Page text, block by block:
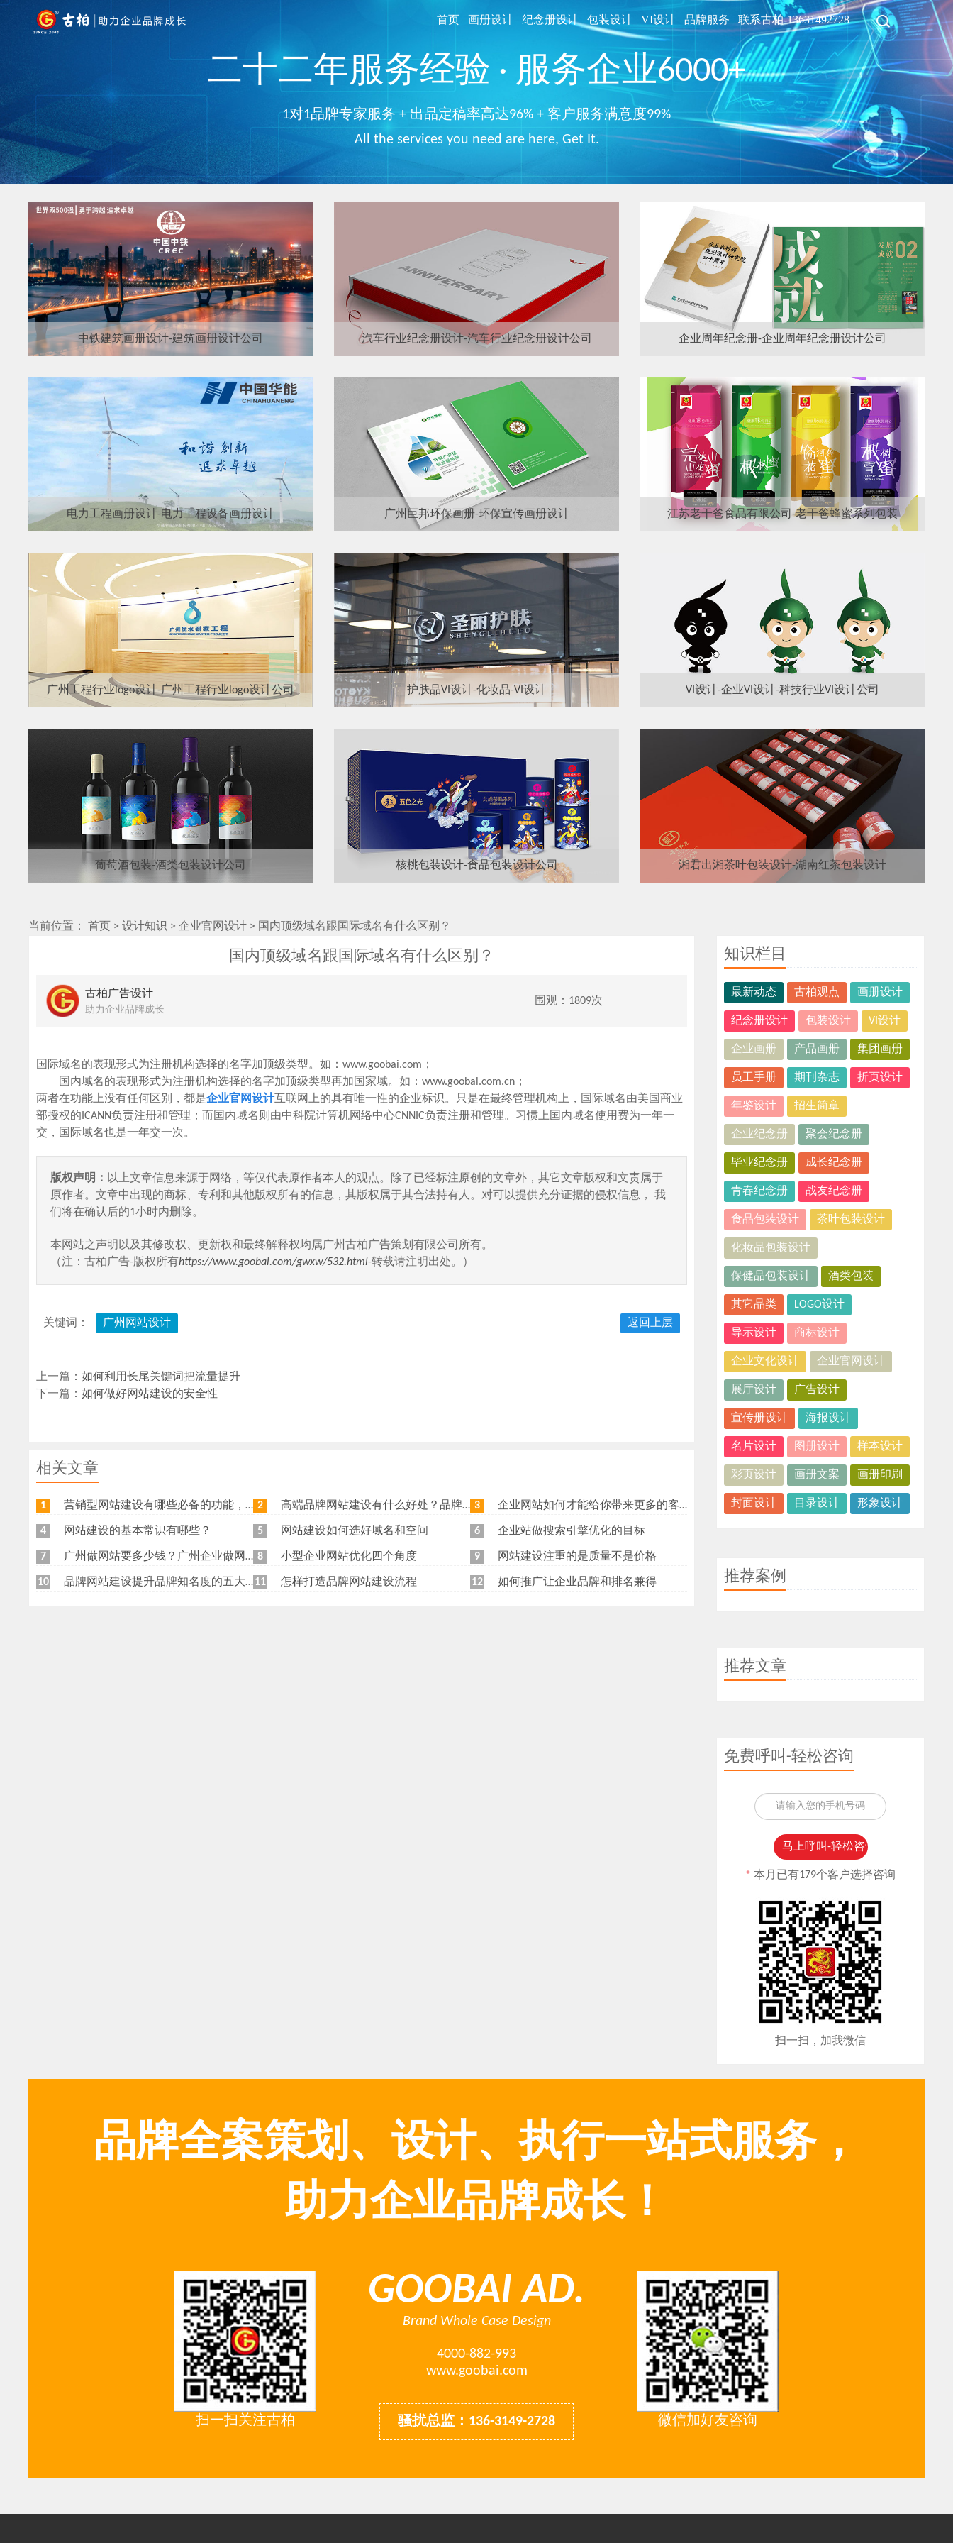
首页 画册设计 纪念册设计 包装设计 VI设计 品牌服务 联系古柏-13631492728
二十二年服务经验 · 服务企业6000+
1对1品牌专家服务 + 出品定稿率高达96% + 客户服务满意度99%
All the services you need are here, Get It.
中铁建筑画册设计-建筑画册设计公司 汽车行业纪念册设计-汽车行业纪念册设计公司 企业周年纪念册-企业周年纪念册设计公司
电力工程画册设计-电力工程设备画册设计 广州巨邦环保画册-环保宣传画册设计 江苏老干爸食品有限公司-老干爸蜂蜜系列包装
广州工程行业logo设计-广州工程行业logo设计公司 护肤品VI设计-化妆品-VI设计 VI设计-企业VI设计-科技行业VI设计公司
葡萄酒包装-酒类包装设计公司 核桃包装设计-食品包装设计公司 湘君出湘茶叶包装设计-湖南红茶包装设计
当前位置： 首页 >设计知识 >企业官网设计 > 国内顶级域名跟国际域名有什么区别？
国内顶级域名跟国际域名有什么区别？
古柏广告设计
助力企业品牌成长
围观：1809次
国际域名的表现形式为注册机构选择的名字加顶级类型。如：www.goobai.com；
国内域名的表现形式为注册机构选择的名字加顶级类型再加国家域。如：www.goobai.com.cn；
两者在功能上没有任何区别，都是企业官网设计互联网上的具有唯一性的企业标识。只是在最终管理机构上，国际域名由美国商业
部授权的ICANN负责注册和管理；而国内域名则由中科院计算机网络中心CNNIC负责注册和管理。习惯上国内域名使用费为一年一
交，国际域名也是一年交一次。
版权声明： 以上文章信息来源于网络，等仅代表原作者本人的观点。除了已经标注原创的文章外，其它文章版权和文责属于
原作者。文章中出现的商标、专利和其他版权所有的信息，其版权属于其合法持有人。对可以提供充分证据的侵权信息， 我
们将在确认后的1小时内删除。
本网站之声明以及其修改权、更新权和最终解释权均属广州古柏广告策划有限公司所有。
（注：古柏广告-版权所有https://www.goobai.com/gwxw/532.html-转载请注明出处。）
关键词： 广州网站设计 返回上层
上一篇：如何利用长尾关键词把流量提升
下一篇：如何做好网站建设的安全性
相关文章
1 营销型网站建设有哪些必备的功能，我特意整理了一下，共享给各位 2 高端品牌网站建设有什么好处？品牌网站日常维护工作有哪些？ 3 企业网站如何才能给你带来更多的客户？
4 网站建设的基本常识有哪些？ 5 网站建设如何选好域名和空间 6 企业站做搜索引擎优化的目标
7 广州做网站要多少钱？广州企业做网站要找谁？ 8 小型企业网站优化四个角度 9 网站建设注重的是质量不是价格
10 品牌网站建设提升品牌知名度的五大原则 11 怎样打造品牌网站建设流程 12 如何推广让企业品牌和排名兼得
知识栏目
最新动态 古柏观点 画册设计
纪念册设计 包装设计 VI设计
企业画册 产品画册 集团画册
员工手册 期刊杂志 折页设计
年鉴设计 招生简章
企业纪念册 聚会纪念册
毕业纪念册 成长纪念册
青春纪念册 战友纪念册
食品包装设计 茶叶包装设计
化妆品包装设计
保健品包装设计 酒类包装
其它品类 LOGO设计
导示设计 商标设计
企业文化设计 企业官网设计
展厅设计 广告设计
宣传册设计 海报设计
名片设计 图册设计 样本设计
彩页设计 画册文案 画册印刷
封面设计 目录设计 形象设计
推荐案例
推荐文章
免费呼叫-轻松咨询
*本月已有179个客户选择咨询
扫一扫，加我微信
品牌全案策划、设计、执行一站式服务，
助力企业品牌成长！
扫一扫关注古柏
GOOBAI AD.
Brand Whole Case Design
4000-882-993
www.goobai.com
骚扰总监：136-3149-2728 微信加好友咨询